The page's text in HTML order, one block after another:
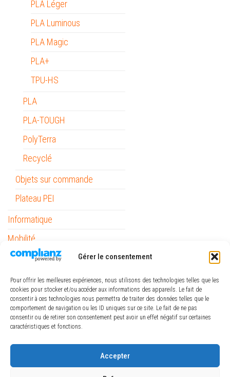
Gérer le consentement
Pour offrir les meilleures expériences, nous utilisons des technologies telles que les
cookies pour stocker et/ou accéder aux informations des appareils. Le fait de
consentir à ces technologies nous permettra de traiter des données telles que le
comportement de navigation ou les ID uniques sur ce site. Le fait de ne pas
consentir ou de retirer son consentement peut avoir un effet négatif sur certaines
caractéristiques et fonctions.
Accepter
PLA Léger
PLA Luminous
PLA Magic
PLA+
TPU-HS
PLA
PLA-TOUGH
PolyTerra
Recyclé
Objets sur commande
Plateau PEI
Informatique
Mobilité
Outils
Papeterie / Bureau
Piles
Pinceaux Raphaël
ref_logiciel